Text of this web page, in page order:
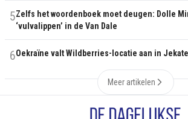
5Zelfs het woordenboek moet deugen: Dolle
‘vulvalippen’ in de Van Dale
6Oekraïne valt Wildberries-locatie aan in
Meer artikelen